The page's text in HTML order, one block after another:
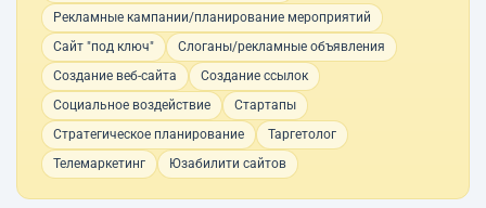
Рекламные кампании/планирование мероприятий
Сайт "под ключ"
Слоганы/рекламные объявления
Создание веб-сайта
Создание ссылок
Социальное воздействие
Стартапы
Стратегическое планирование
Таргетолог
Телемаркетинг
Юзабилити сайтов